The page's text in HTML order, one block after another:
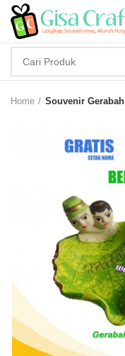
Home Souvenir Gerabah